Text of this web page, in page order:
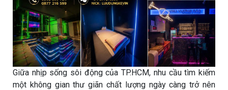
Giữa nhịp sống sôi động của TP.HCM, nhu cầu tìm kiếm
một không gian thư giãn chất lượng ngày càng trở nên